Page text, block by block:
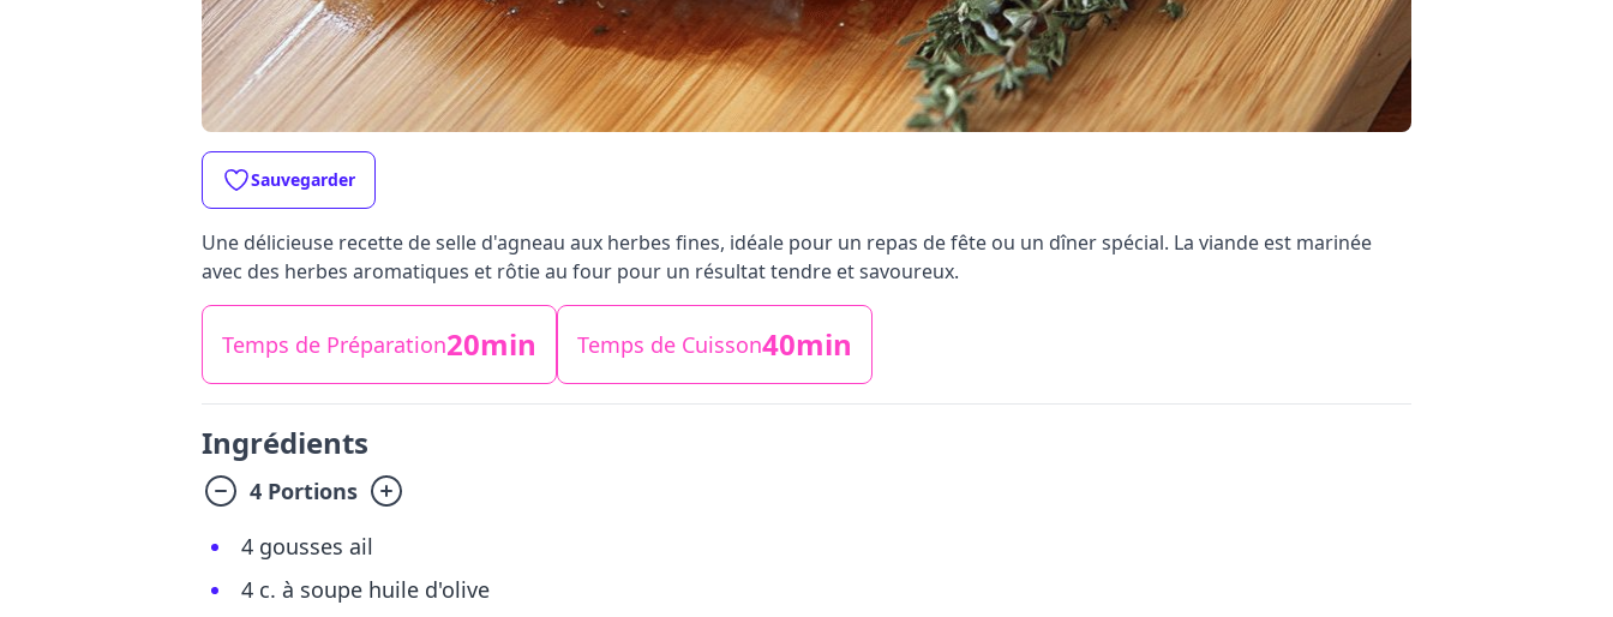
Sauvegarder
Une délicieuse recette de selle d'agneau aux herbes fines, idéale pour un repas de fête ou un dîner spécial. La viande est marinée
avec des herbes aromatiques et rôtie au four pour un résultat tendre et savoureux.
Temps de Préparation20min Temps de Cuisson40min
Ingrédients
4 Portions
4 gousses ail
4 c. à soupe huile d'olive